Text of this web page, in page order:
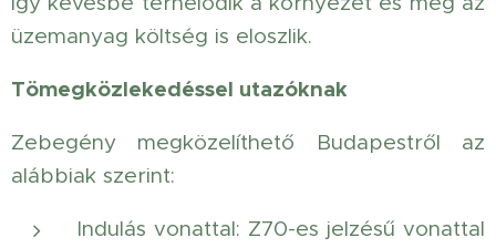
üzemanyag költség is eloszlik.
Tömegközlekedéssel utazóknak
Zebegény megközelíthető Budapestről az
alábbiak szerint:
Indulás vonattal: Z70-es jelzésű vonattal